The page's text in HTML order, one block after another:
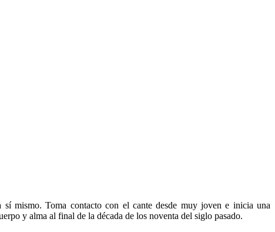
mismo. Toma contacto con el cante desde muy joven e inicia una
y alma al final de la década de los noventa del siglo pasado.